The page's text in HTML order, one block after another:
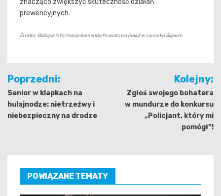
prewencyjnych.
Źródło: Bieżące informacje Komenda Powiatowa Policji w Lwówku Śląskim
Nawigacja
wpisu
Poprzedni:
Senior w klapkach na
hulajnodze: nietrzeźwy i
niebezpieczny na drodze
Kolejny:
Zgłoś swojego bohatera
w mundurze do konkursu
„Policjant, który mi
pomógł”!
POWIĄZANE TEMATY